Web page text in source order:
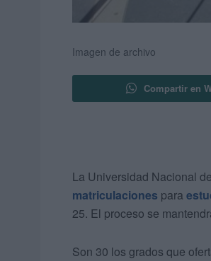
Imagen de archivo
Compartir en
La Universidad Nacional
matriculaciones para
25. El proceso se
Son 30 los grados que